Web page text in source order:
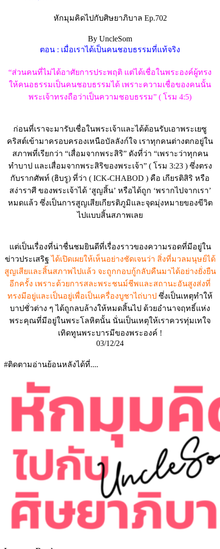
หักมุมคิดไปกับศิษยาภิบาล Ep.702
By UncleSom
ตอน : เมื่อเราได้เป็นคนชอบธรรมที่แท้จริง
“ส่วนคนที่ไม่ได้อาศัยการประพฤติ แต่ได้เชื่อในพระองค์ผู้ทรง
ให้คนอธรรมเป็นคนชอบธรรมได้ เพราะความเชื่อของคนนั้น
พระเจ้าทรงถือว่าเป็นความชอบธรรม” ( โรม 4:5)
ก่อนที่เราจะมารับเชื่อในพระเจ้าและได้ต้อนรับเอาพระเยซู
คริสต์เข้ามาครอบครองเหนือบัลลังก์ใจ เราทุกคนต่างตกอยู่ใน
สภาพที่เรียกว่า “เสื่อมจากพระสิริ” ดังที่ว่า “เพราะว่าทุกคน
ทำบาป และเสื่อมจากพระสิริของพระเจ้า” ( โรม 3:23 ) ซึ่งตรง
กับรากศัพท์ (ฮิบรู) ที่ว่า ( ICK-CHABOD ) คือ เกียรติสิริ หรือ
สง่าราศี ของพระเจ้าได้ ‘สูญสิ้น’ หรือได้ถูก ‘พรากไปจากเรา’
หมดแล้ว ซึ่งเป็นการสูญเสียเกียรติภูมิและจุดมุ่งหมายของขีวิต
ไปแบบสิ้นสภาพเลย
แต่เป็นเรื่องที่น่าชื่นชมยินดีที่เรื่องราวของความรอดที่มีอยู่ใน
ข่าวประเสริฐได้เปิดเผยให้เห็นอย่างชัดเจนว่า สิ่งที่มวลมนุษย์ได้
สูญเสียและสิ้นสภาพไปแล้ว จะถูกกอบกู้กลับคืนมาได้อย่างยั่งยืน
อีกครั้ง เพราะด้วยการสละพระชนม์ชีพและสถานะอันสูงส่งที่
ทรงมีอยู่และเป็นอยู่เพื่อเป็นเครื่องบูชาไถ่บาป ซึ่งเป็นเหตุทำให้
บาปชั่วต่าง ๆ ได้ถูกลบล้างให้หมดสิ้นไป ด้วยอำนาจฤทธิ์แห่ง
พระคุณที่มีอยู่ในพระโลหิตนั้น นั่นเป็นเหตุให้เราควรทุ่มเทใจ
เทิดทูนพระบารมีของพระองค์ !
03/12/24
#ติดตามอ่านย้อนหลังได้ที่....